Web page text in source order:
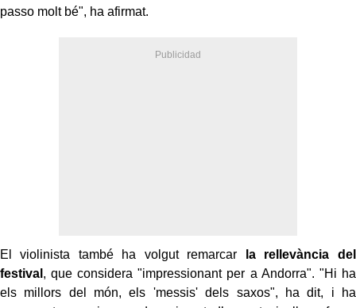
passo molt bé", ha afirmat.
El violinista també ha volgut remarcar la rellevància del
festival , que considera "impressionant per a Andorra". "Hi ha
els millors del món, els 'messis' dels saxos", ha dit, i ha